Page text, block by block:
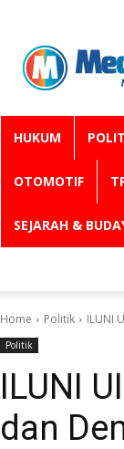
HUKUM
OTOMOTIF
SEJARAH &
Home Politik ILUNI
Politik
ILUNI
dan